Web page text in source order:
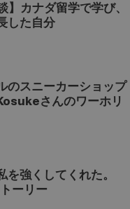
】カナダ留学で学び、
した自分
のスニーカーショップ
さんのワーホリ
を強くしてくれた。
ーリー